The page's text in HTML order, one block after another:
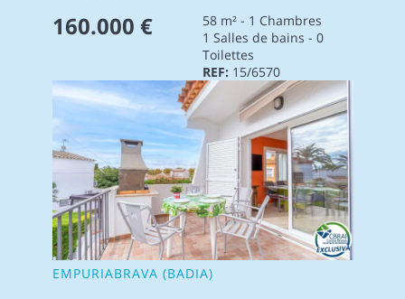
160.000 €
58 m² - 1 Chambres
1 Salles de bains - 0
Toilettes
REF: 15/6570
EMPURIABRAVA (BADIA)